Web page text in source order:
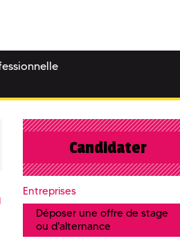
Candidater
Entreprises
Déposer une offre de stage
ou d'alternance